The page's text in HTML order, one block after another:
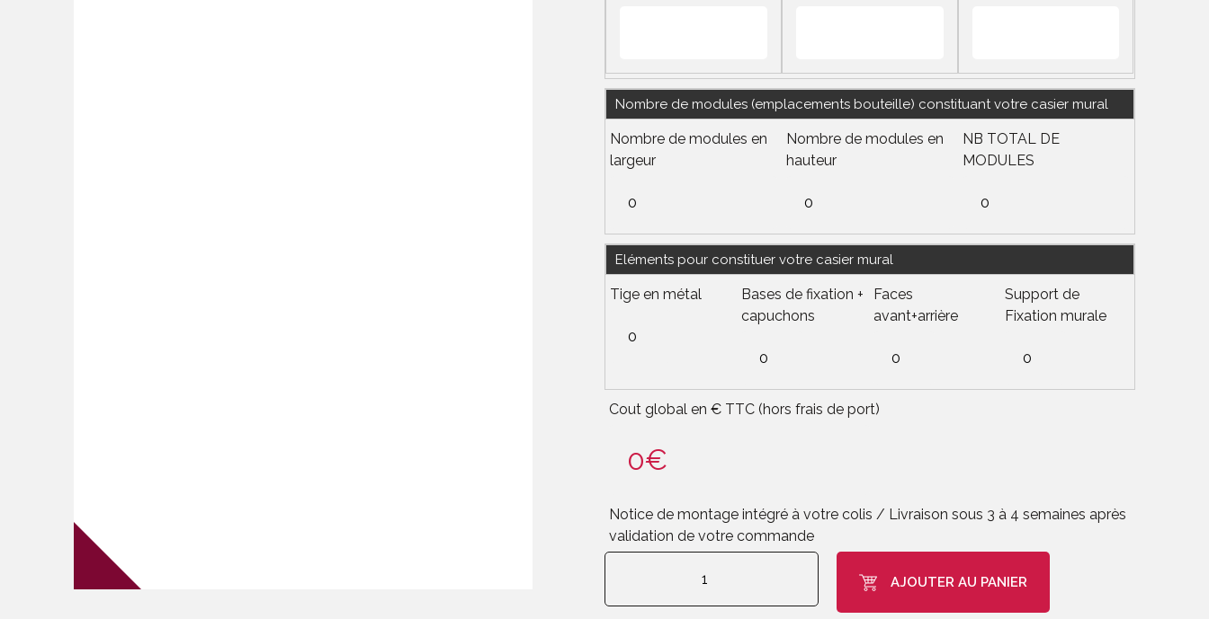
Nombre de modules (emplacements bouteille) constituant votre casier mural
Nombre de modules en
largeur
Nombre de modules en
hauteur
NB TOTAL DE
MODULES
Eléments pour constituer votre casier mural
Tige en métal
Bases de fixation +
capuchons
Faces
avant+arrière
Support de
Fixation murale
Cout global en € TTC (hors frais de port)
Notice de montage intégré à votre colis / Livraison sous 3 à 4 semaines après
validation de votre commande
quantité
Configurez
AJOUTER AU PANIER